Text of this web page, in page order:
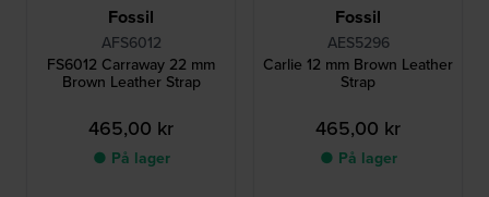
Fossil
AFS6012
FS6012 Carraway 22 mm
Brown Leather Strap
465,00 kr
● På lager
Fossil
AES5296
Carlie 12 mm Brown Leather
Strap
465,00 kr
● På lager